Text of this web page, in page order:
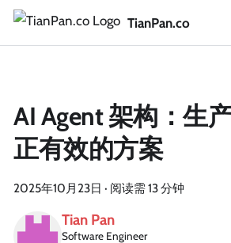
TianPan.co
AI Agent 架构：生
正有效的方案
2025年10月23日 · 阅读需 13 分钟
Tian Pan
Software Engineer